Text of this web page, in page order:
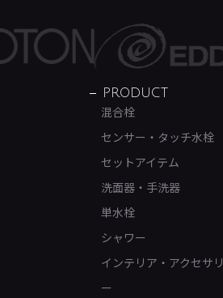
PRODUCT
混合栓
センサー・タッチ水栓
セットアイテム
洗面器・手洗器
単水栓
シャワー
インテリア・アクセサリ
ー